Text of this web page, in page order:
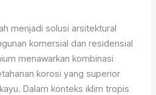
menjadi solusi arsitektural
komersial dan residensial
menawarkan kombinasi
korosi yang superior
Dalam konteks iklim tropis